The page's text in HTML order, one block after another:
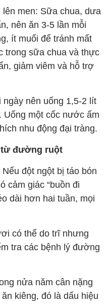
men: Sữa chua, dưa
nên ăn 3-5 lần mỗi
ít muối để tránh mất
trong sữa chua và thực
giảm viêm và hỗ trợ
nên uống 1,5-2 lít
Uống một cốc nước ấm
nhu động đại tràng.
từ đường ruột
đột ngột bị táo bón
cảm giác “buồn đi
dài hơn hai tuần, mọi
có thể do trĩ nhưng
tra các bệnh lý đường
nửa năm cân nặng
kiêng, đó là dấu hiệu